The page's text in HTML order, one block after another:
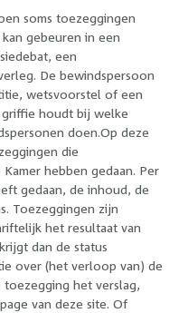
soms toezeggingen
gebeuren in een
een
De bewindspersoon
wetsvoorstel of een
griffie houdt bij welke
doen.Op deze
die
hebben gedaan. Per
gedaan, de inhoud, de
Toezeggingen zijn
het resultaat van
dan de status
over (het verloop van) de
het verslag,
van deze site. Of